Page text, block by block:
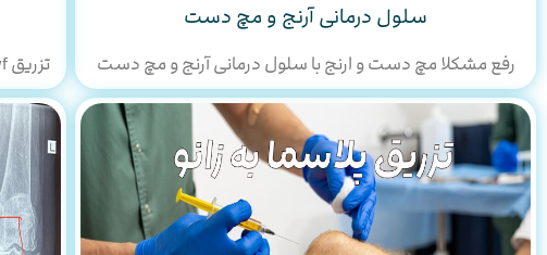
سلول درمانی آرنج و مچ دست
رفع مشکلا مچ دست و ارنج با سلول درمانی آرنج و مچ دست تزریق svf به زانو، روشی پیشرفته و کم‌ تهاجم برای درمان آرتروز